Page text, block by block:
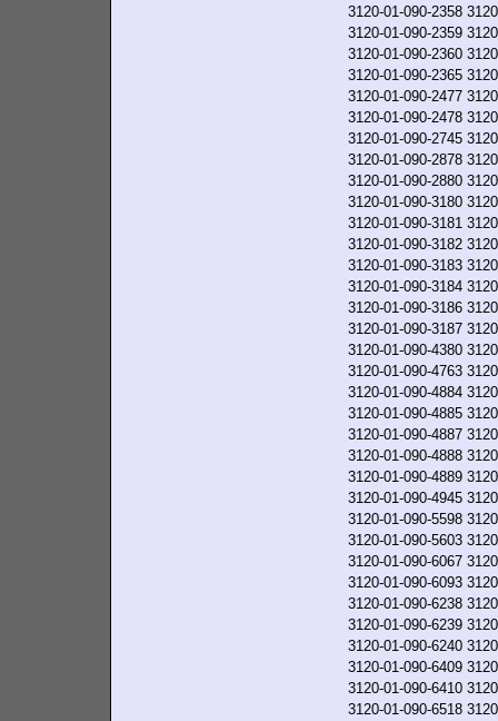
3120-01-090-2358
3120-01-090-2359
3120-01-090-2360
3120-01-090-2365
3120-01-090-2477
3120-01-090-2478
3120-01-090-2745
3120-01-090-2878
3120-01-090-2880
3120-01-090-3180
3120-01-090-3181
3120-01-090-3182
3120-01-090-3183
3120-01-090-3184
3120-01-090-3186
3120-01-090-3187
3120-01-090-4380
3120-01-090-4763
3120-01-090-4884
3120-01-090-4885
3120-01-090-4887
3120-01-090-4888
3120-01-090-4889
3120-01-090-4945
3120-01-090-5598
3120-01-090-5603
3120-01-090-6067
3120-01-090-6093
3120-01-090-6238
3120-01-090-6239
3120-01-090-6240
3120-01-090-6409
3120-01-090-6410
3120-01-090-6518